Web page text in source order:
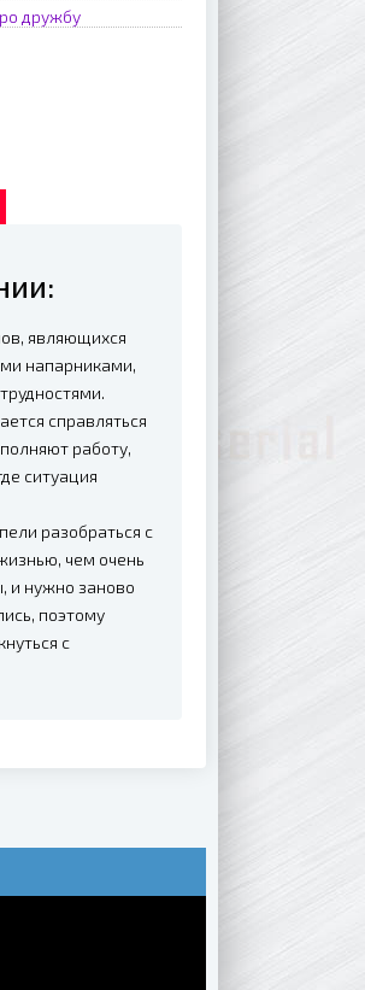
дружбу
являющихся
напарниками,
справляться
работу,
ситуация
разобраться с
чем очень
и нужно заново
поэтому
с